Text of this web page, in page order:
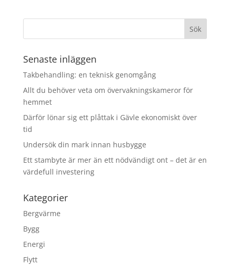
Senaste inläggen
Takbehandling: en teknisk genomgång
Allt du behöver veta om övervakningskameror för
hemmet
Därför lönar sig ett plåttak i Gävle ekonomiskt över
tid
Undersök din mark innan husbygge
Ett stambyte är mer än ett nödvändigt ont – det är en
värdefull investering
Kategorier
Bergvärme
Bygg
Energi
Flytt